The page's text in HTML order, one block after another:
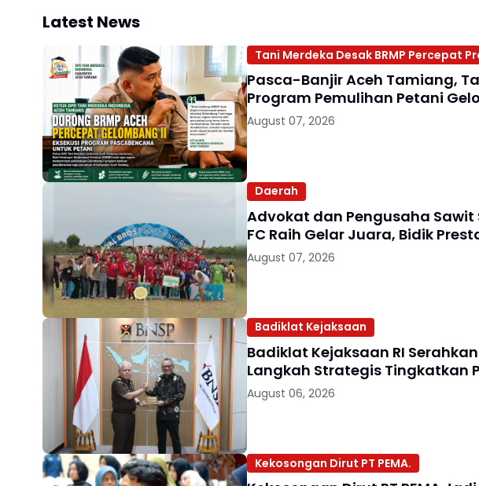
Latest News
Tani Merdeka Desak BRMP Percepat
Pasca-Banjir Aceh Tamiang,
Program Pemulihan Petani
August 07, 2026
Daerah
Advokat dan Pengusaha Sawit
FC Raih Gelar Juara, Bidik
August 07, 2026
Badiklat Kejaksaan
Badiklat Kejaksaan RI
Langkah Strategis Tingkatkan
August 06, 2026
Kekosongan Dirut PT PEMA.